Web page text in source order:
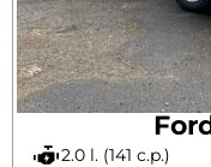
2.0 l. (141 c.p.)